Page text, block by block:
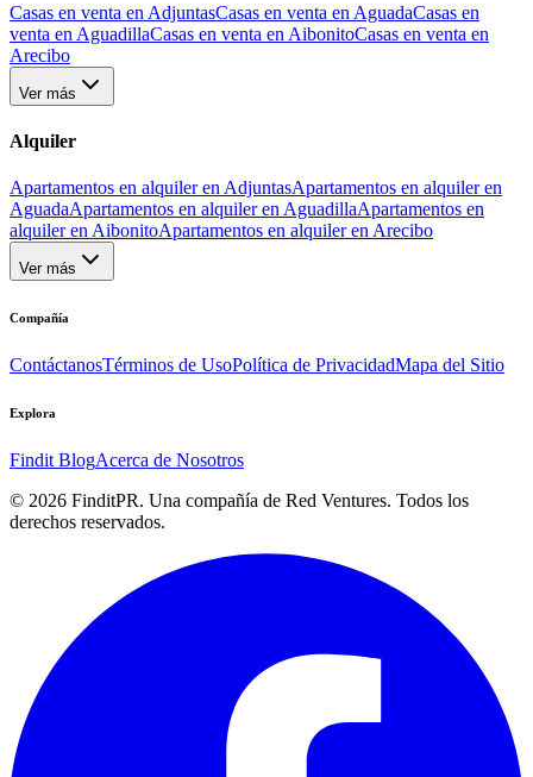
Casas en venta en AdjuntasCasas en venta en AguadaCasas en
venta en AguadillaCasas en venta en AibonitoCasas en venta en
Arecibo
Ver más
Alquiler
Apartamentos en alquiler en AdjuntasApartamentos en alquiler en
AguadaApartamentos en alquiler en AguadillaApartamentos en
alquiler en AibonitoApartamentos en alquiler en Arecibo
Ver más
Compañía
ContáctanosTérminos de UsoPolítica de PrivacidadMapa del Sitio
Explora
Findit BlogAcerca de Nosotros
© 2026 FinditPR. Una compañía de Red Ventures. Todos los
derechos reservados.